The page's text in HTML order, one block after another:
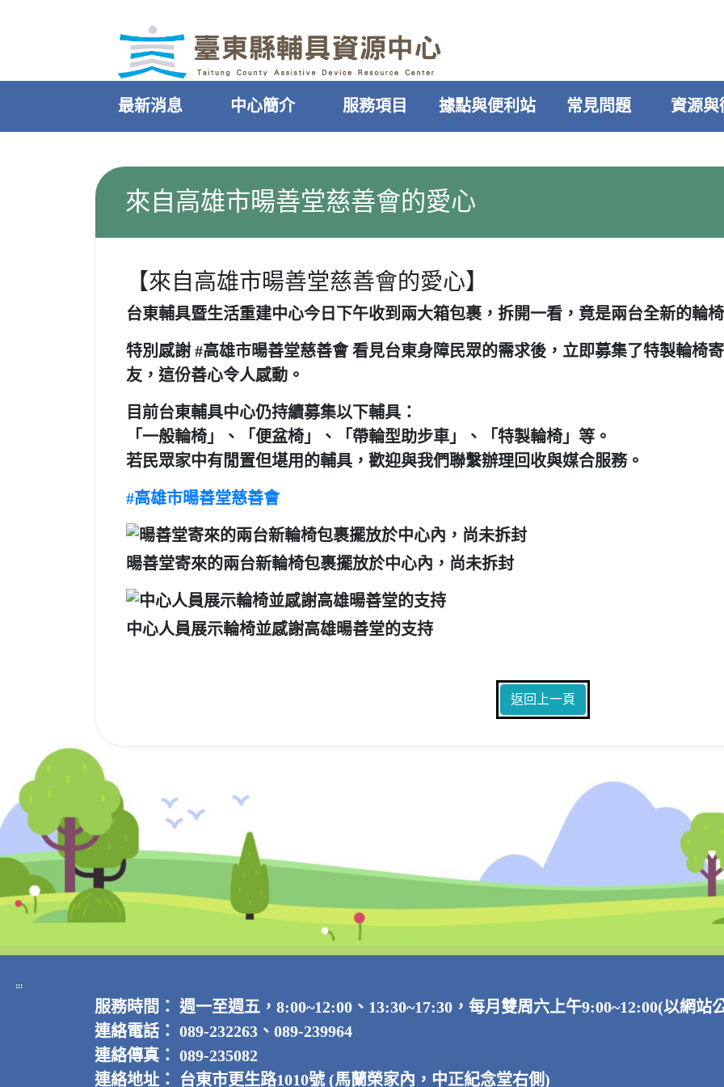
最新消息 中心簡介 服務項目 據點與便利站 常見問題 資源與
來自高雄市暘善堂慈善會的愛心
【來自高雄市暘善堂慈善會的愛心】
台東輔具暨生活重建中心今日下午收到兩大箱包裹，拆開一看，竟是兩台全新的輪椅
特別感謝 #高雄市暘善堂慈善會看見台東身障民眾的需求後，立即募集了特製輪椅
友，這份善心令人感動。
目前台東輔具中心仍持續募集以下輔具：
「一般輪椅」、「便盆椅」、「帶輪型助步車」、「特製輪椅」等。
若民眾家中有閒置但堪用的輔具，歡迎與我們聯繫辦理回收與媒合服務。
#高雄市暘善堂慈善會
暘善堂寄來的兩台新輪椅包裹擺放於中心內，尚未拆封
中心人員展示輪椅並感謝高雄暘善堂的支持
返回上一頁
:::
服務時間： 週一至週五，8:00~12:00、13:30~17:30，每月雙周六上午9:00~12:00(以網站
連絡電話： 089-232263、089-239964
連絡傳真： 089-235082
連絡地址：
台東市更生路1010號 (馬蘭榮家內，中正紀念堂右側)